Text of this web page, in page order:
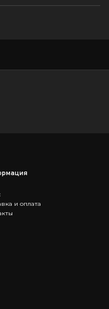
и оплата